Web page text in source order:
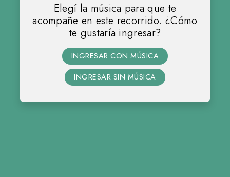
Abigail
MIS 15 AÑOS
12 • 09 • 2026
Elegí la música para que te
acompañe en este recorrido. ¿Cómo
te gustaría ingresar?
INGRESAR CON MÚSICA
INGRESAR SIN MÚSICA